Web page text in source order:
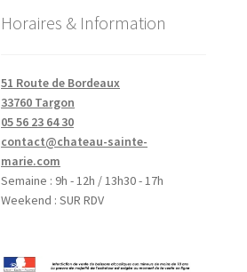
Horaires & Information
51 Route de Bordeaux
33760 Targon
05 56 23 64 30
contact@chateau-sainte-
marie.com
Semaine : 9h - 12h / 13h30 - 17h
Weekend : SUR RDV